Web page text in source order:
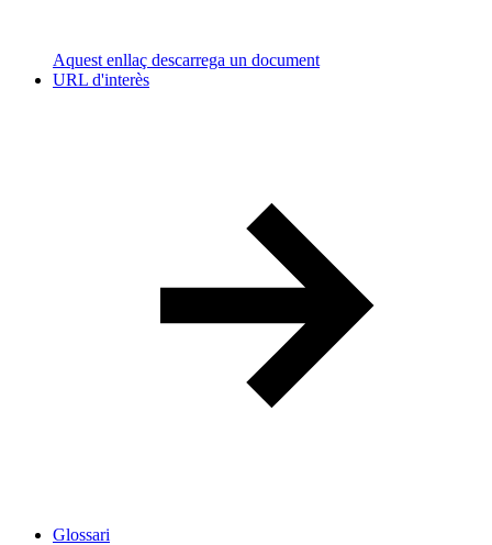
Aquest enllaç descarrega un document
URL d'interès
Glossari